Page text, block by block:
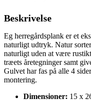
Beskrivelse
Eg herregårdsplank er et
naturligt udtryk. Natur
naturligt uden at være
træets åretegninger samt
Gulvet har fas på alle 4
montering.
Dimensioner: 15 x